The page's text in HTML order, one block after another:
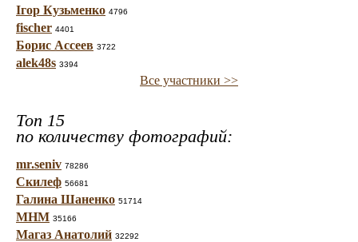
Ігор Кузьменко 4796
fischer 4401
Борис Ассеев 3722
alek48s 3394
Все участники >>
Топ 15
по количеству фотографий:
mr.seniv 78286
Скилеф 56681
Галина Шаненко 51714
МНМ 35166
Магаз Анатолий 32292